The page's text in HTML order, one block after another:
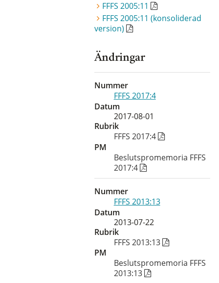
FFFS 2005:11
FFFS 2005:11 (konsoliderad
version)
Ändringar
Nummer
FFFS 2017:4
Datum
2017-08-01
Rubrik
FFFS 2017:4
PM
Beslutspromemoria FFFS
2017:4
Nummer
FFFS 2013:13
Datum
2013-07-22
Rubrik
FFFS 2013:13
PM
Beslutspromemoria FFFS
2013:13